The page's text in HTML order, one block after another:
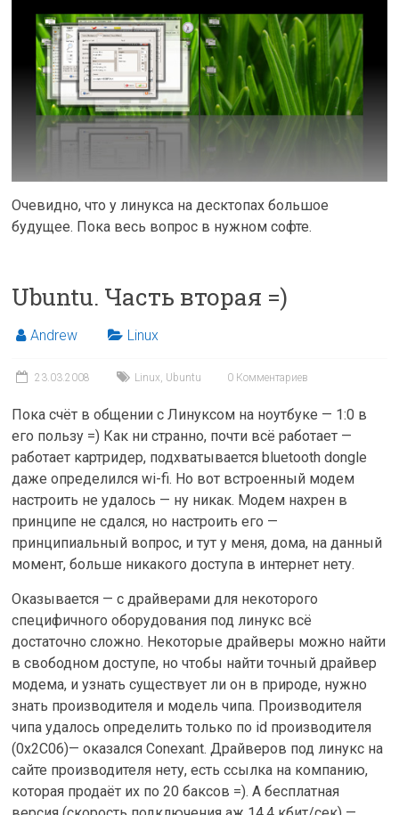
Очевидно, что у линукса на десктопах большое
будущее. Пока весь вопрос в нужном софте.
Ubuntu. Часть вторая =)
Andrew Linux
23.03.2008 Linux, Ubuntu 0 Комментариев
Пока счёт в общении с Линуксом на ноутбуке — 1:0 в
его пользу =) Как ни странно, почти всё работает —
работает картридер, подхватывается bluetooth dongle
даже определился wi-fi. Но вот встроенный модем
настроить не удалось — ну никак. Модем нахрен в
принципе не сдался, но настроить его —
принципиальный вопрос, и тут у меня, дома, на данный
момент, больше никакого доступа в интернет нету.
Оказывается — с драйверами для некоторого
специфичного оборудования под линукс всё
достаточно сложно. Некоторые драйверы можно найти
в свободном доступе, но чтобы найти точный драйвер
модема, и узнать существует ли он в природе, нужно
знать производителя и модель чипа. Производителя
чипа удалось определить только по id производителя
(0x2C06)— оказался Conexant. Драйверов под линукс на
сайте производителя нету, есть ссылка на компанию,
которая продаёт их по 20 баксов =). А бесплатная